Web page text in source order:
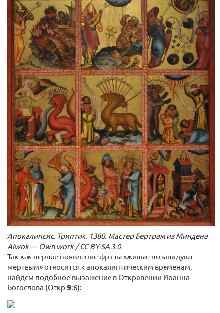
Апокалипсис. Триптих. 1380. Мастер Бертрам из Миндена
Aiwok — Own work / CC BY-SA 3.0
Так как первое появление фразы «живые позавидуют
мертвым» относится к апокалиптическим временам,
найдем подобное выражение в Откровении Иоанна
Богослова (Откр 9:6):